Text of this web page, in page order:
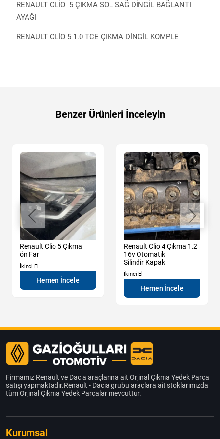
RENAULT CLİO 5 ÇIKMA SOL SAĞ DİNGİL BAĞLANTI
AYAĞI
RENAULT CLİO 5 1.0 TCE ÇIKMA DİNGİL KOMPLE
Benzer Ürünleri İnceleyin
Renault Clio 5 Çıkma
ön Far
İkinci El
Hemen İncele
Renault Clio 4 Çıkma 1.2
16v Otomatik
Silindir Kapak
İkinci El
Hemen İncele
Firmamız Renault ve Dacia araçlarına ait Orjinal Çıkma Yedek Parça
satışı yapmaktadır.Renault - Dacia grubu araçlara ait stoklarımızda
tüm Orjinal Çıkma Yedek Parçalar mevcuttur.
Kurumsal